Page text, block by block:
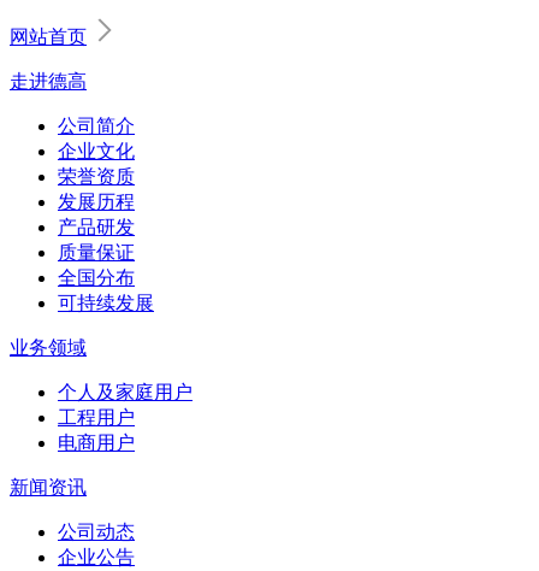
网站首页
走进德高
公司简介
企业文化
荣誉资质
发展历程
产品研发
质量保证
全国分布
可持续发展
业务领域
个人及家庭用户
工程用户
电商用户
新闻资讯
公司动态
企业公告